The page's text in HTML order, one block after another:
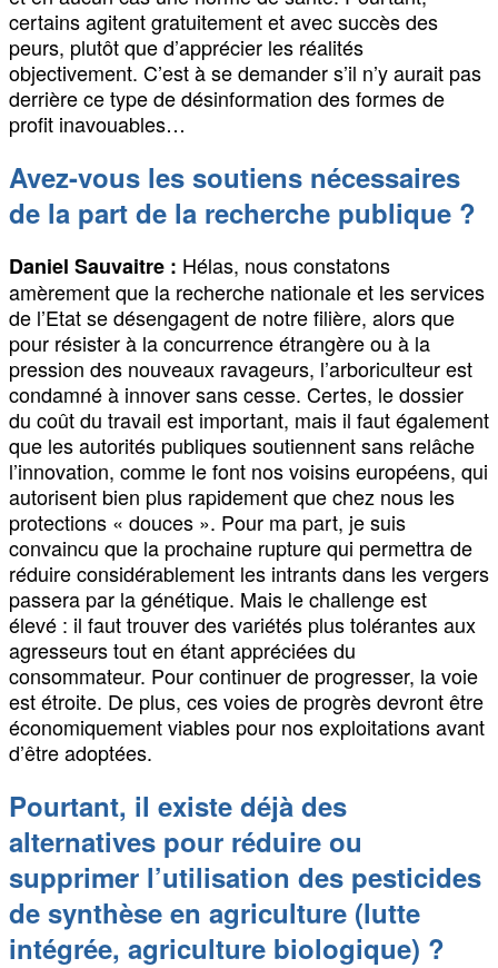
certains agitent gratuitement et avec succès des
peurs, plutôt que d’apprécier les réalités
objectivement. C’est à se demander s’il n’y aurait pas
derrière ce type de désinformation des formes de
profit inavouables…
Avez-vous les soutiens nécessaires
de la part de la recherche publique ?
Daniel Sauvaitre : Hélas, nous constatons
amèrement que la recherche nationale et les services
de l’Etat se désengagent de notre filière, alors que
pour résister à la concurrence étrangère ou à la
pression des nouveaux ravageurs, l’arboriculteur est
condamné à innover sans cesse. Certes, le dossier
du coût du travail est important, mais il faut également
que les autorités publiques soutiennent sans relâche
l’innovation, comme le font nos voisins européens, qui
autorisent bien plus rapidement que chez nous les
protections « douces ». Pour ma part, je suis
convaincu que la prochaine rupture qui permettra de
réduire considérablement les intrants dans les vergers
passera par la génétique. Mais le challenge est
élevé : il faut trouver des variétés plus tolérantes aux
agresseurs tout en étant appréciées du
consommateur. Pour continuer de progresser, la voie
est étroite. De plus, ces voies de progrès devront être
économiquement viables pour nos exploitations avant
d’être adoptées.
Pourtant, il existe déjà des
alternatives pour réduire ou
supprimer l’utilisation des pesticides
de synthèse en agriculture (lutte
intégrée, agriculture biologique) ?